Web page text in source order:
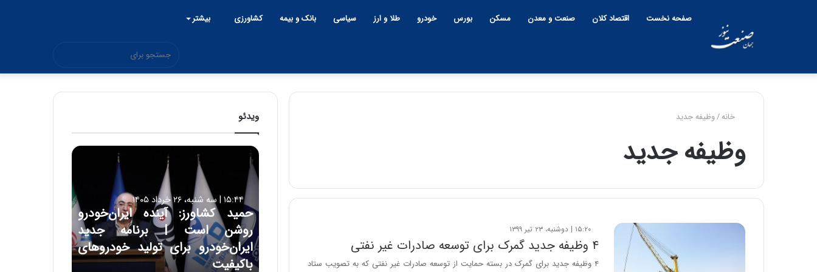
صفحه نخست اقتصاد کلان صنعت و معدن مسکن بورس خودرو طلا و ارز سیاسی بانک و بیمه کشاورزی بیشتر
برای
خانه/وظیفه جدید
وظیفه جدید
۱۵:۲۰ | دوشنبه، ۲۳ تیر ۱۳۹۹
۴ وظیفه جدید گمرک برای توسعه صادرات غیر نفتی
۴ وظیفه جدید برای گمرک در بسته حمایت از توسعه صادرات غیر نفتی که به تصویب ستاد
ویدئو
ح
ی
ش
و
ر
ز
۱۵:۴۴ | سه شنبه، ۲۶ خرداد ۱۴۰۵
حمید کشاورز: آینده ایران‌خودرو
روشن است | برنامه جدید
ایران‌خودرو برای تولید خودروهای
باکیفیت